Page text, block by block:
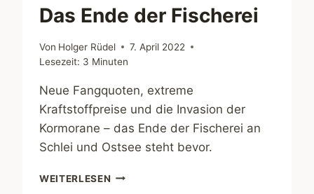
Das Ende der Fischerei
Von Holger Rüdel
7. April 2022
Lesezeit: 3 Minuten
Neue Fangquoten, extreme
Kraftstoffpreise und die Invasion der
Kormorane – das Ende der Fischerei an
Schlei und Ostsee steht bevor.
WEITERLESEN DAS